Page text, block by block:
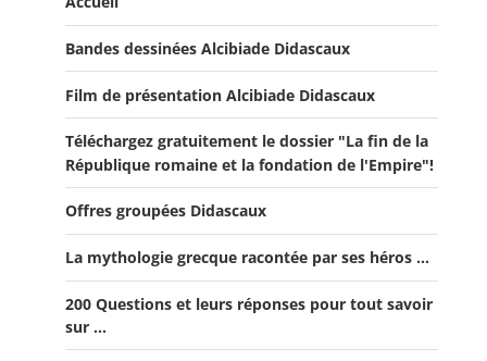
k
Bandes dessinées Alcibiade Didascaux
Film de présentation Alcibiade Didascaux
Téléchargez gratuitement le dossier "La fin de la
République romaine et la fondation de l'Empire"!
Offres groupées Didascaux
Offre "Tout savoir sur la guerre de Troie!"
Offre Spéciale Moyen Âge
Offre 5 volumes + cadeau
La mythologie grecque racontée par ses héros ...
200 Questions et leurs réponses pour tout savoir
sur ...